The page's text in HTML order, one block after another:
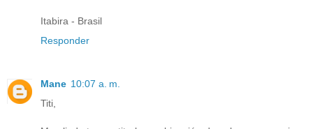
Itabira - Brasil
Responder
Mane 10:07 a. m.
Titi,